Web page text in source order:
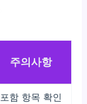
주의사항
포함 항목 확인